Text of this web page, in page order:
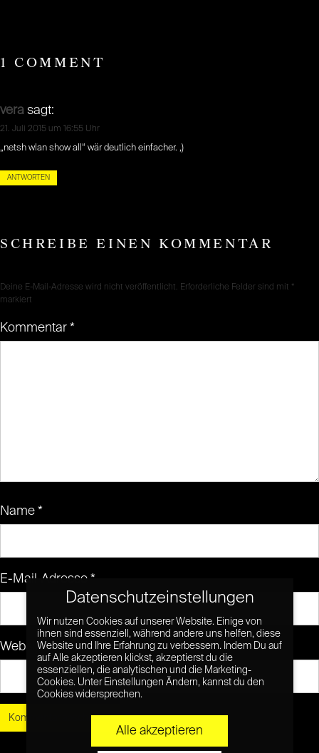
1 COMMENT
vera sagt:
21. Juli 2015 um 16:55 Uhr
„netsh wlan show all“ wär deutlich einfacher. ,)
ANTWORTEN
SCHREIBE EINEN KOMMENTAR
Deine E-Mail-Adresse wird nicht veröffentlicht. Erforderliche Felder sind mit *
markiert
Kommentar *
Name *
E-Mail-Adresse *
Website
Datenschutzeinstellungen
Wir nutzen Cookies auf unserer Website. Einige von
ihnen sind essenziell, während andere uns helfen, diese
Website und Ihre Erfahrung zu verbessern. Indem Du auf
auf Alle akzeptieren klickst, akzeptierst du die
essenziellen, die analytischen und die Marketing-
Cookies. Unter Einstellungen Ändern, kannst du den
Cookies widersprechen.
Alle akzeptieren